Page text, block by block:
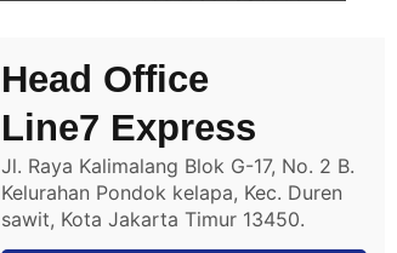
Head Office
Line7 Express
Jl. Raya Kalimalang Blok G-17, No. 2 B.
Kelurahan Pondok kelapa, Kec. Duren
sawit, Kota Jakarta Timur 13450.